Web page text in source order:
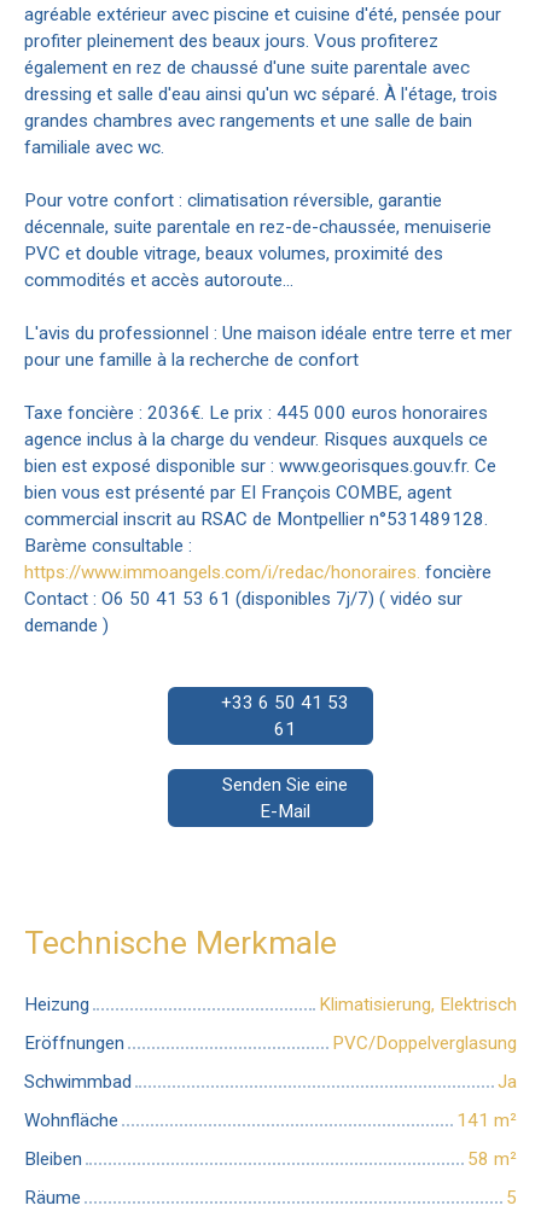
agréable extérieur avec piscine et cuisine d'été, pensée pour
profiter pleinement des beaux jours. Vous profiterez
également en rez de chaussé d'une suite parentale avec
dressing et salle d'eau ainsi qu'un wc séparé. À l'étage, trois
grandes chambres avec rangements et une salle de bain
familiale avec wc.
Pour votre confort : climatisation réversible, garantie
décennale, suite parentale en rez-de-chaussée, menuiserie
PVC et double vitrage, beaux volumes, proximité des
commodités et accès autoroute...
L'avis du professionnel : Une maison idéale entre terre et mer
pour une famille à la recherche de confort
Taxe foncière : 2036€. Le prix : 445 000 euros honoraires
agence inclus à la charge du vendeur. Risques auxquels ce
bien est exposé disponible sur : www.georisques.gouv.fr. Ce
bien vous est présenté par EI François COMBE, agent
commercial inscrit au RSAC de Montpellier n°531489128.
Barème consultable :
https://www.immoangels.com/i/redac/honoraires. foncière
Contact : O6 50 41 53 61 (disponibles 7j/7) ( vidéo sur
demande )
+33 6 50 41 53
61
Senden Sie eine
E-Mail
Technische Merkmale
Heizung
Klimatisierung, Elektrisch
Eröffnungen
PVC/Doppelverglasung
Schwimmbad
Ja
Wohnfläche
141 m²
Bleiben
58 m²
Räume
5